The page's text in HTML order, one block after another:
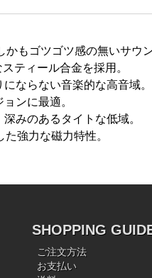
もゴツゴツ感の無いサ
ティール合金を採用。
ならない音楽的な高音域。
ンに最適。
みのあるタイトな低域。
強力な磁力特性。
SHOPPING
ご注文方法
お支払い